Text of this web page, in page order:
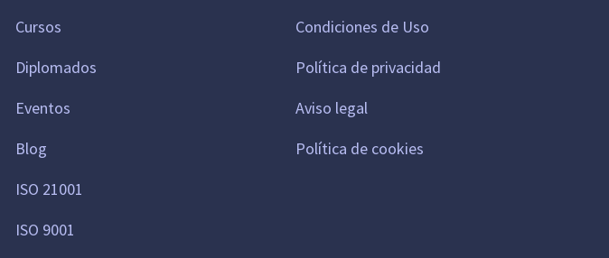
Cursos
Diplomados
Eventos
Blog
ISO 21001
ISO 9001
Condiciones de Uso
Política de privacidad
Aviso legal
Política de cookies